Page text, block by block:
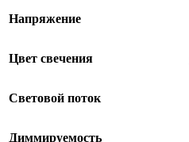
Напряжение
Цвет свечения
Световой поток
Диммируемость